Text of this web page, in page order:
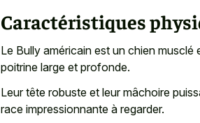
Caractéristiques
Le Bully américain est un chien
poitrine large et profonde.
Leur tête robuste et leur mâchoire
race impressionnante à regarder.